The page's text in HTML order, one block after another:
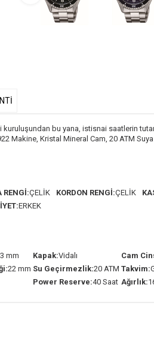
bu yana, istisnai saatlerin
Kristal Mineral Cam, 20 ATM
RENGİ:ÇELİK KORDON RENGİ:ÇELİK
ERKEK
mm Kapak:Vidalı Cam
22 mm Su Geçirmezlik:20 ATM Takvim:
Power Reserve:40 Saat Ağırlık: